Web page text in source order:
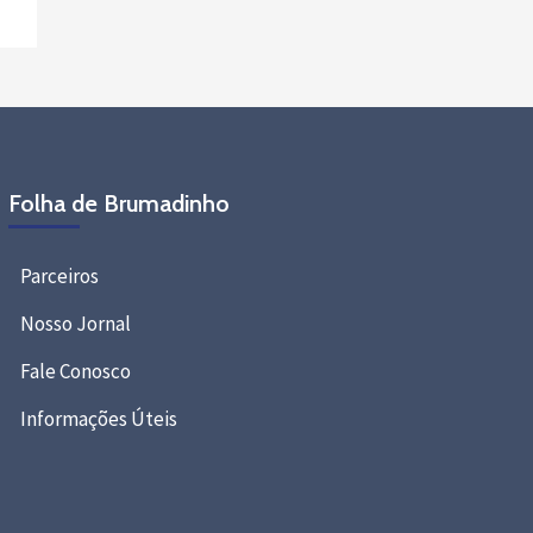
Folha de Brumadinho
Parceiros
Nosso Jornal
Fale Conosco
Informações Úteis